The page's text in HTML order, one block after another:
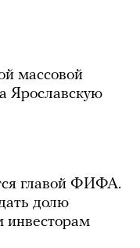
массовой
Ярославскую
главой ФИФА.
долю
инвесторам